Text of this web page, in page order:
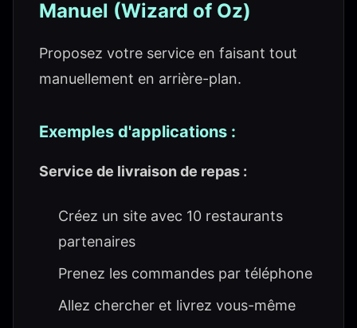
Manuel (Wizard of Oz)
Proposez votre service en faisant tout
manuellement en arrière-plan.
Exemples d'applications :
Service de livraison de repas :
Créez un site avec 10 restaurants
partenaires
Prenez les commandes par téléphone
Allez chercher et livrez vous-même